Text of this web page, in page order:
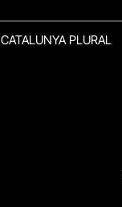
CATALUNYA PLURAL